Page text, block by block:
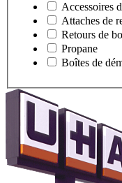
Accessoires
Attaches de
Retours de
Propane
Boîtes de